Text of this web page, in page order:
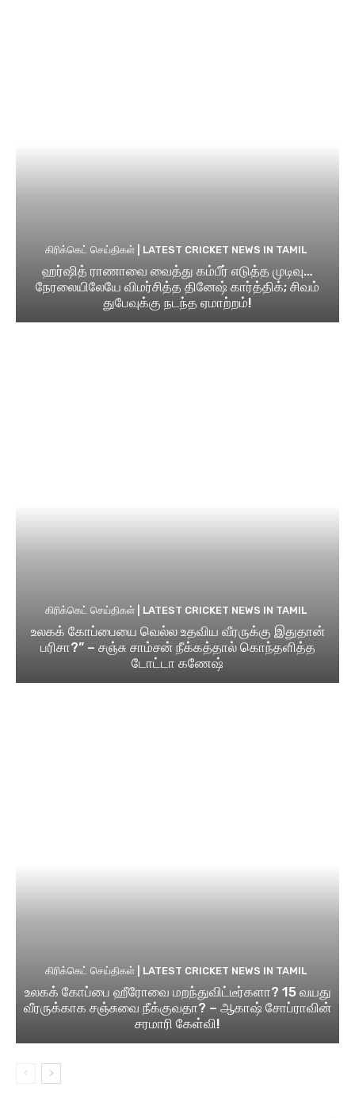
கிரிக்கெட் செய்திகள் | LATEST CRICKET NEWS IN TAMIL
ஹர்ஷித் ராணாவை வைத்து கம்பீர் எடுத்த முடிவு…
நேரலையிலேயே விமர்சித்த தினேஷ் கார்த்திக்; சிவம்
துபேவுக்கு நடந்த ஏமாற்றம்!
கிரிக்கெட் செய்திகள் | LATEST CRICKET NEWS IN TAMIL
உலகக் கோப்பையை வெல்ல உதவிய வீரருக்கு இதுதான்
பரிசா?” – சஞ்சு சாம்சன் நீக்கத்தால் கொந்தளித்த
டோட்டா கணேஷ்
கிரிக்கெட் செய்திகள் | LATEST CRICKET NEWS IN TAMIL
உலகக் கோப்பை ஹீரோவை மறந்துவிட்டீர்களா? 15 வயது
வீரருக்காக சஞ்சுவை நீக்குவதா? – ஆகாஷ் சோப்ராவின்
சரமாரி கேள்வி!